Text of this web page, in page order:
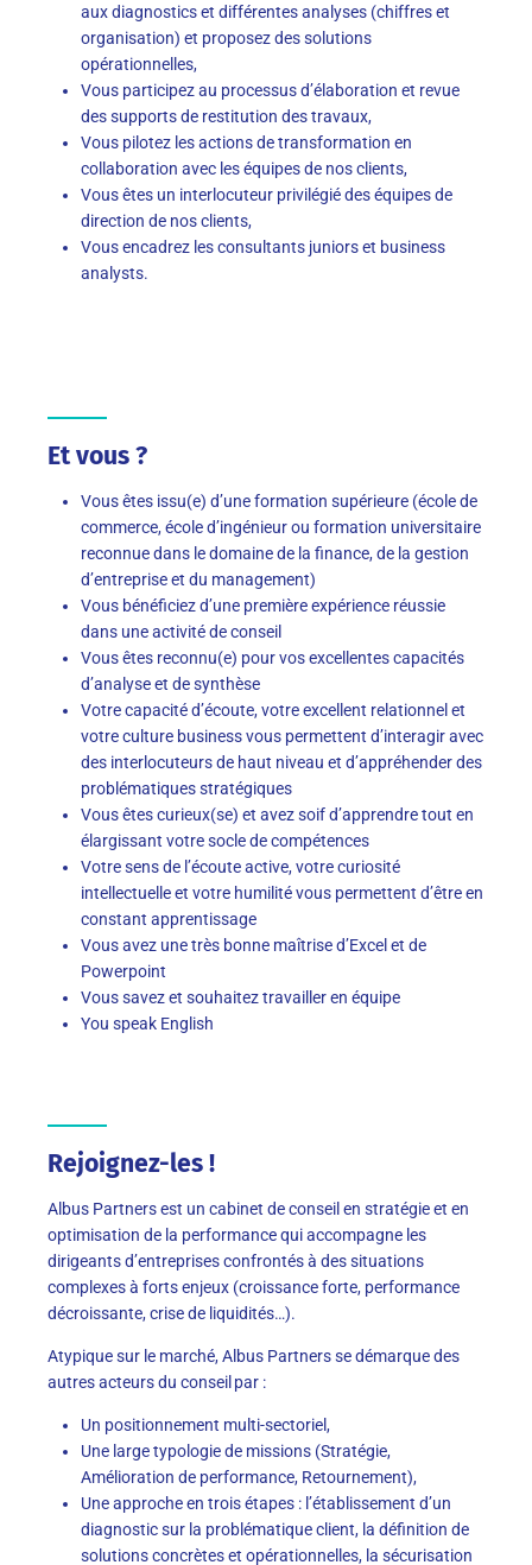
aux diagnostics et différentes analyses (chiffres et
organisation) et proposez des solutions
opérationnelles,
Vous participez au processus d’élaboration et revue
des supports de restitution des travaux,
Vous pilotez les actions de transformation en
collaboration avec les équipes de nos clients,
Vous êtes un interlocuteur privilégié des équipes de
direction de nos clients,
Vous encadrez les consultants juniors et business
analysts.
Et vous ?
Vous êtes issu(e) d’une formation supérieure (école de
commerce, école d’ingénieur ou formation universitaire
reconnue dans le domaine de la finance, de la gestion
d’entreprise et du management)
Vous bénéficiez d’une première expérience réussie
dans une activité de conseil
Vous êtes reconnu(e) pour vos excellentes capacités
d’analyse et de synthèse
Votre capacité d’écoute, votre excellent relationnel et
votre culture business vous permettent d’interagir avec
des interlocuteurs de haut niveau et d’appréhender des
problématiques stratégiques
Vous êtes curieux(se) et avez soif d’apprendre tout en
élargissant votre socle de compétences
Votre sens de l’écoute active, votre curiosité
intellectuelle et votre humilité vous permettent d’être en
constant apprentissage
Vous avez une très bonne maîtrise d’Excel et de
Powerpoint
Vous savez et souhaitez travailler en équipe
You speak English
Rejoignez-les !
Albus Partners est un cabinet de conseil en stratégie et en
optimisation de la performance qui accompagne les
dirigeants d’entreprises confrontés à des situations
complexes à forts enjeux (croissance forte, performance
décroissante, crise de liquidités…).
Atypique sur le marché, Albus Partners se démarque des
autres acteurs du conseil par :
Un positionnement multi-sectoriel,
Une large typologie de missions (Stratégie,
Amélioration de performance, Retournement),
Une approche en trois étapes : l’établissement d’un
diagnostic sur la problématique client, la définition de
solutions concrètes et opérationnelles, la sécurisation